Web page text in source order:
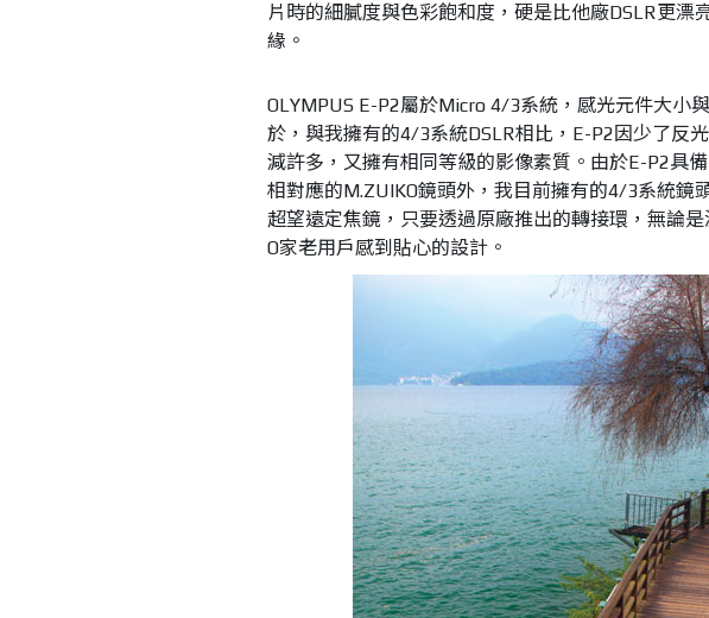
片時的細膩度與色彩飽和度，硬是比他廠DSLR更漂
緣。
OLYMPUS E-P2屬於Micro 4/3系統，感光元件大小
於，與我擁有的4/3系統DSLR相比，E-P2因少了反
減許多，又擁有相同等級的影像素質。由於E-P2具
相對應的M.ZUIKO鏡頭外，我目前擁有的4/3系統鏡
超望遠定焦鏡，只要透過原廠推出的轉接環，無論
O家老用戶感到貼心的設計。